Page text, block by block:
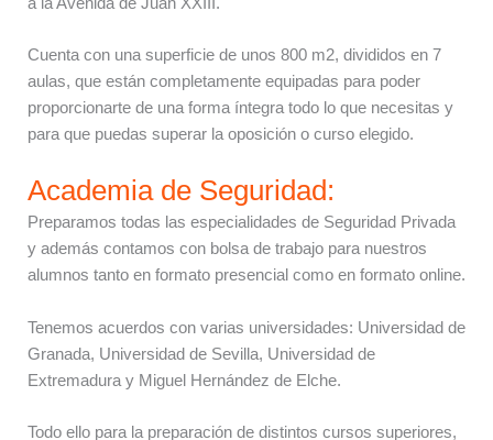
Cuenta con una superficie de unos 800 m2, divididos en 7
aulas, que están completamente equipadas para poder
proporcionarte de una forma íntegra todo lo que necesitas y
para que puedas superar la oposición o curso elegido.
Academia de Seguridad:
Preparamos todas las especialidades de Seguridad Privada
y además contamos con bolsa de trabajo para nuestros
alumnos tanto en formato presencial como en formato online.
Tenemos acuerdos con varias universidades: Universidad de
Granada, Universidad de Sevilla, Universidad de
Extremadura y Miguel Hernández de Elche.
Todo ello para la preparación de distintos cursos superiores,